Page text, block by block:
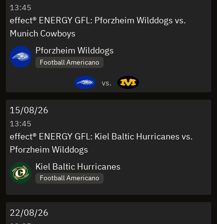
13:45
effect® ENERGY GFL: Pforzheim Wilddogs vs.
Munich Cowboys
Pforzheim Wilddogs
Football Americano
vs.
15/08/26
13:45
effect® ENERGY GFL: Kiel Baltic Hurricanes vs.
Pforzheim Wilddogs
Kiel Baltic Hurricanes
Football Americano
22/08/26